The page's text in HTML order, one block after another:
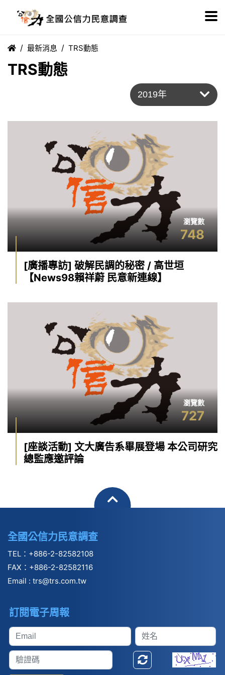
最新消息 TRS動態
TRS動態
瀏覽數
748
[廣播專訪] 破解民調的秘密 / 高世垣
【News98賴祥蔚 民意新連線】
瀏覽數
727
[座談活動] 文大廣告系畢展登場 本公司研究
總監應邀評論
全國公信力民意調查
TEL：+886-2-82582108
FAX：+886-2-82582116
Email : trs@trs.com.tw
訂閱電子周報